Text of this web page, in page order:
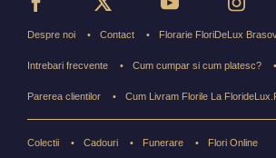
Despre noi Contact Florarie FloriDeLux
Intrebari frecvente Cum cumpar si cum platesc?
Parerea clientilor Cum Livram Florile La
Colectii Cadouri Funerare Flori Online